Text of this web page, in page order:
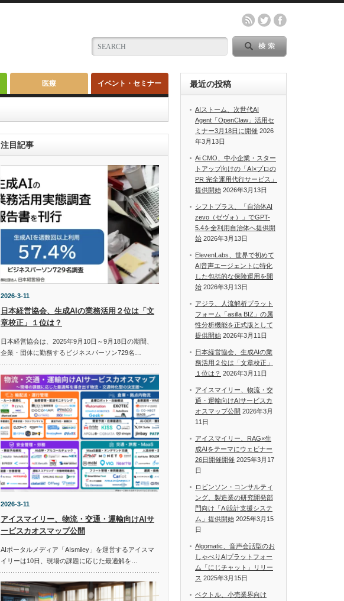
医療 イベント・セミナー
注目記事
2026-3-11
日本経営協会、生成AIの業務活用２位は「文
章校正」１位は？
日本経営協会は、2025年9月10日～9月18日の期間、
企業・団体に勤務するビジネスパーソン729名…
2026-3-11
アイスマイリー、物流・交通・運輸向けAIサ
ービスカオスマップ公開
AIポータルメディア「AIsmiley」を運営するアイスマ
イリーは10日、現場の課題に応じた最適解を…
最近の投稿
AIストーム、次世代AI
Agent「OpenClaw」活用セ
ミナー3月18日に開催 2026
年3月13日
Ai CMO、中小企業・スター
トアップ向けの「AI×プロの
PR 完全運用代行サービス」
提供開始 2026年3月13日
シフトプラス、「自治体AI
zevo（ゼヴォ）」でGPT-
5.4を全利用自治体へ提供開
始 2026年3月13日
ElevenLabs、世界で初めて
AI音声エージェントに特化
した包括的な保険運用を開
始 2026年3月13日
アジラ、人流解析プラット
フォーム「asilla BIZ」の属
性分析機能を正式版として
提供開始 2026年3月11日
日本経営協会、生成AIの業
務活用２位は「文章校正」
１位は？ 2026年3月11日
アイスマイリー、物流・交
通・運輸向けAIサービスカ
オスマップ公開 2026年3月
11日
アイスマイリー、RAG×生
成AIをテーマにウェビナー
26日開催開催 2025年3月17
日
ロビンソン・コンサルティ
ング、製造業の研究開発部
門向け「AI設計支援システ
ム」提供開始 2025年3月15
日
Algomatic、音声会話型のお
しゃべりAIプラットフォー
ム「にじチャット」リリー
ス 2025年3月15日
ベクトル、小売業界向け